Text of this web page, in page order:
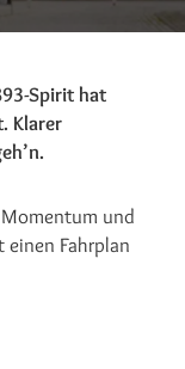
Spirit hat
Klarer
und
Fahrplan